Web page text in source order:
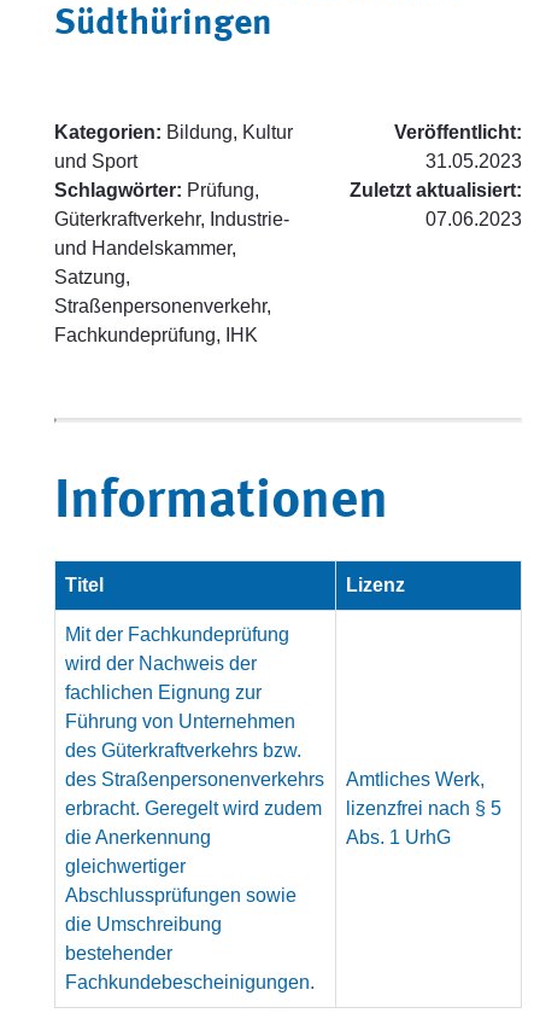
Südthüringen
Kategorien: Bildung, Kultur
und Sport
Schlagwörter: Prüfung,
Güterkraftverkehr, Industrie-
und Handelskammer,
Satzung,
Straßenpersonenverkehr,
Fachkundeprüfung, IHK
Veröffentlicht:
31.05.2023
Zuletzt aktualisiert:
07.06.2023
Informationen
Titel Lizenz
Mit der Fachkundeprüfung
wird der Nachweis der
fachlichen Eignung zur
Führung von Unternehmen
des Güterkraftverkehrs bzw.
des Straßenpersonenverkehrs
erbracht. Geregelt wird zudem
die Anerkennung
gleichwertiger
Abschlussprüfungen sowie
die Umschreibung
bestehender
Fachkundebescheinigungen.
Amtliches Werk,
lizenzfrei nach § 5
Abs. 1 UrhG